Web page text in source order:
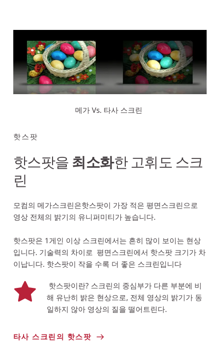
메가 Vs. 타사 스크린
핫스팟
핫스팟을 최소화한 고휘도 스크
린
모컴의 메가스크린은핫스팟이 가장 적은 평면스크린으로
영상 전체의 밝기의 유니퍼미티가 높습니다.
핫스팟은 1게인 이상 스크린에서는 흔히 많이 보이는 현상
입니다. 기술력의 차이로  평면스크린에서 핫스팟 크기가 차
이납니다. 핫스팟이 작을 수록 더 좋은 스크린입니다
해 유난히 밝은 현상으로, 전체 영상의 밝기가 동
일하지 않아 영상의 질을 떨어트린다.
타사 스크린의 핫스팟